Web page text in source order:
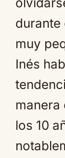
durante
muy
Inés
los 10